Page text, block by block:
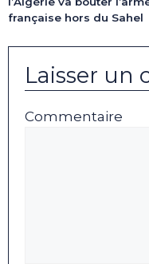
française hors du Sahel
Laisser un
Commentaire